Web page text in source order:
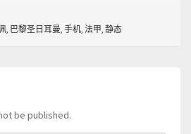
, 巴黎圣日耳曼, 手机, 法甲, 静态
be published.